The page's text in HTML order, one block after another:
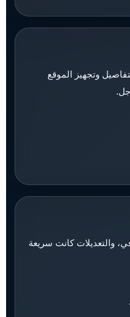
وتجهيز الموقع
والتعديلات كانت سريعة